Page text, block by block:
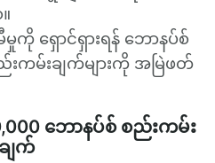
ကို ရှောင်ရှားရန် ဘောနပ်စ်
မ်းချက်များကို အမြဲဖတ်
ဘောနပ်စ် စည်းကမ်း
ချက်